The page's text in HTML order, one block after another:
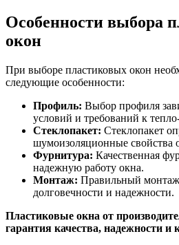
Особенности выбора
окон
При выборе пластиковых окон
следующие особенности:
Профиль: Выбор профиля
условий и требований к
Стеклопакет: Стеклопакет
шумоизоляционные свойства
Фурнитура: Качественная
надежную работу окна.
Монтаж: Правильный
долговечности и надежности.
Пластиковые окна от
гарантия качества, надежности